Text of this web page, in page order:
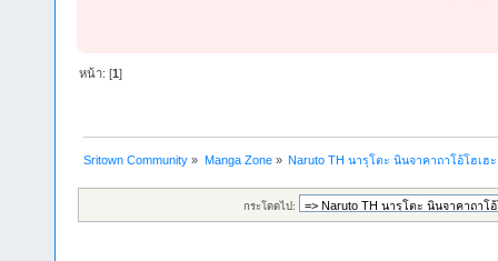
หน้า: [1]
Sritown Community » Manga Zone» Naruto TH นารุโตะ นินจาคาถาโอ้โฮเฮ
กระโดดไป: